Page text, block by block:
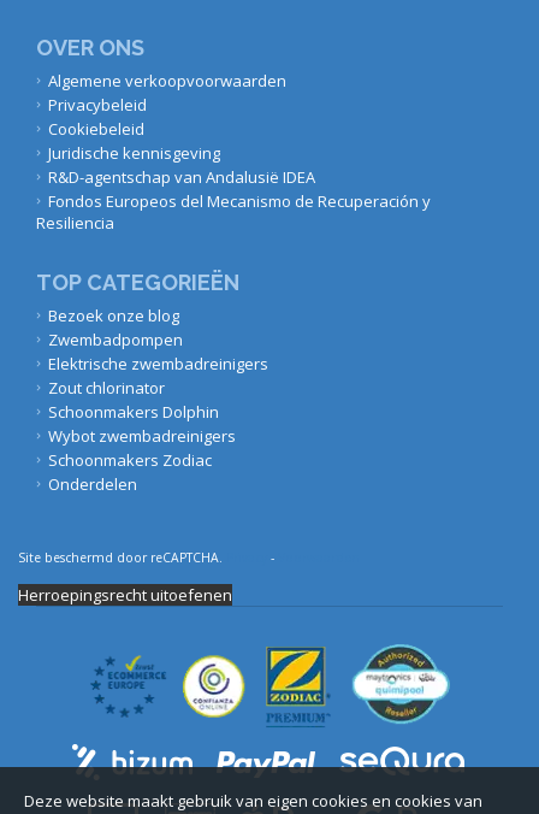
OVER ONS
Algemene verkoopvoorwaarden
Privacybeleid
Cookiebeleid
Juridische kennisgeving
R&D-agentschap van Andalusië IDEA
Fondos Europeos del Mecanismo de Recuperación y
Resiliencia
TOP CATEGORIEËN
Bezoek onze blog
Zwembadpompen
Elektrische zwembadreinigers
Zout chlorinator
Schoonmakers Dolphin
Wybot zwembadreinigers
Schoonmakers Zodiac
Onderdelen
Deze website maakt gebruik van eigen cookies en cookies van
Site beschermd door reCAPTCHA. -
Herroepingsrecht uitoefenen